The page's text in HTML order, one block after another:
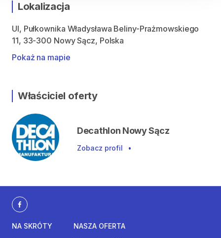
Lokalizacja
Ul, Pułkownika Władysława Beliny-Prażmowskiego
11, 33-300 Nowy Sącz, Polska
Pokaż na mapie
Właściciel oferty
Decathlon Nowy Sącz
Zobacz profil •
NA SKRÓTY
NASZA OFERTA